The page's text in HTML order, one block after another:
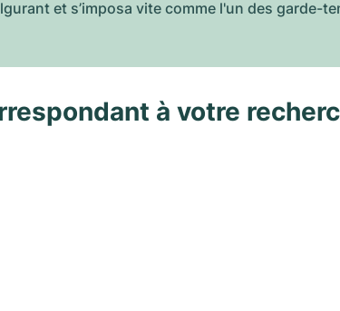
et s’imposa vite comme l'un des garde-
à votre